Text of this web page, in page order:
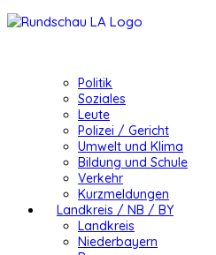
Politik
Soziales
Leute
Polizei / Gericht
Umwelt und Klima
Bildung und Schule
Verkehr
Kurzmeldungen
Landkreis / NB / BY
Landkreis
Niederbayern